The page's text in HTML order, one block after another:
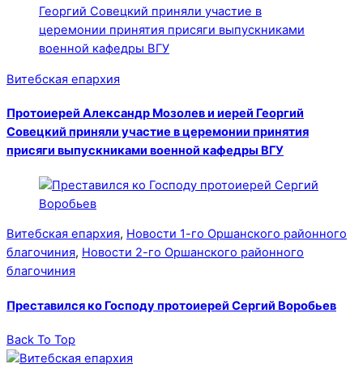
Витебская епархия
Протоиерей Александр Мозолев и иерей Георгий
Совецкий приняли участие в церемонии принятия
присяги выпускниками военной кафедры ВГУ
Витебская епархия, Новости 1-го Оршанского районного
благочиния, Новости 2-го Оршанского районного
благочиния
Преставился ко Господу протоиерей Сергий Воробьев
Back To Top